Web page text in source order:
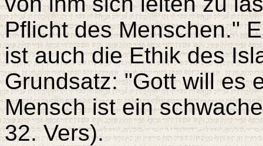
Pflicht des Menschen."
ist auch die Ethik des
Grundsatz: "Gott will es
Mensch ist ein
32. Vers).